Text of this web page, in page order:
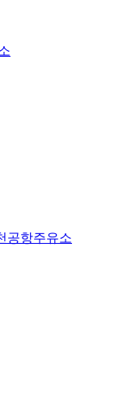
공항주유소